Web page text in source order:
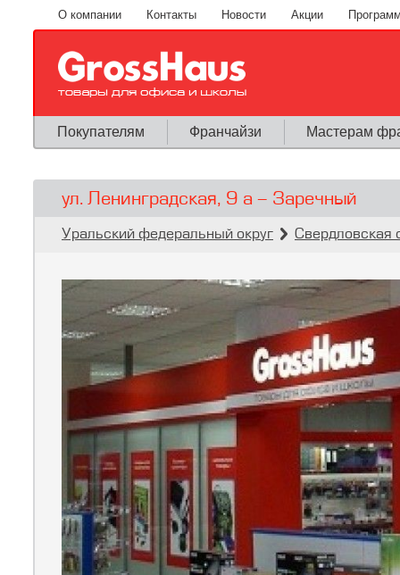
Перейти к основному содержанию
О компании Контакты Новости Акции
Покупателям Франчайзи Мастерам
ул. Ленинградская, 9 а - Заречный
Вы здесь
Уральский федеральный округ
» Свердловская
»